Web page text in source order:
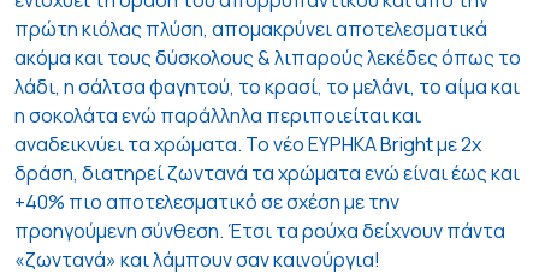
πρώτη κιόλας πλύση, απομακρύνει αποτελεσματικά
ακόμα και τους δύσκολους & λιπαρούς λεκέδες όπως το
λάδι, η σάλτσα φαγητού, το κρασί, το μελάνι, το αίμα και
η σοκολάτα ενώ παράλληλα περιποιείται και
αναδεικνύει τα χρώματα. Το νέο ΕΥΡΗΚΑ Bright με 2x
δράση, διατηρεί ζωντανά τα χρώματα ενώ είναι έως και
+40% πιο αποτελεσματικό σε σχέση με την
προηγούμενη σύνθεση. Έτσι τα ρούχα δείχνουν πάντα
«ζωντανά» και λάμπουν σαν καινούργια!